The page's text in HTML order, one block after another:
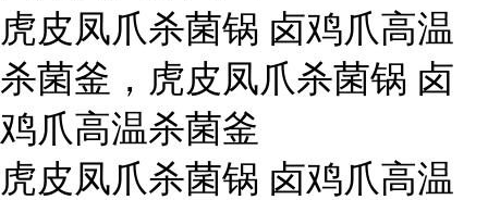
虎皮凤爪杀菌锅 卤鸡爪高温
杀菌釜，虎皮凤爪杀菌锅 卤
鸡爪高温杀菌釜
虎皮凤爪杀菌锅 卤鸡爪高温